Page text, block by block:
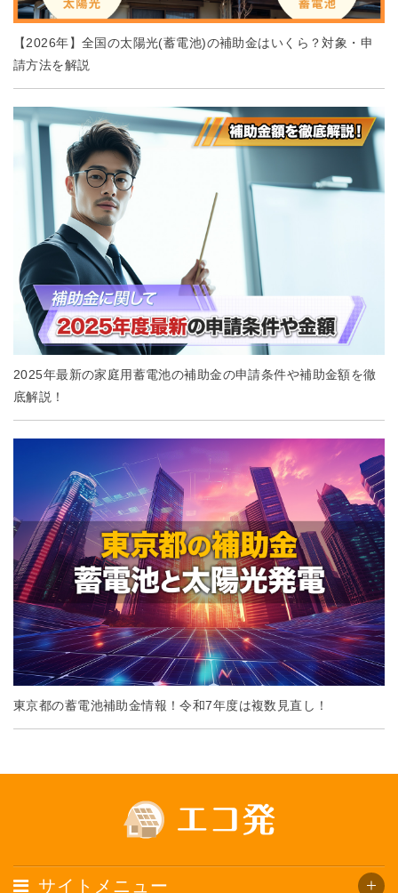
【2026年】全国の太陽光(蓄電池)の補助金はいくら？対象・申
請方法を解説
2025年最新の家庭用蓄電池の補助金の申請条件や補助金額を徹
底解説！
東京都の蓄電池補助金情報！令和7年度は複数見直し！
サイトメニュー